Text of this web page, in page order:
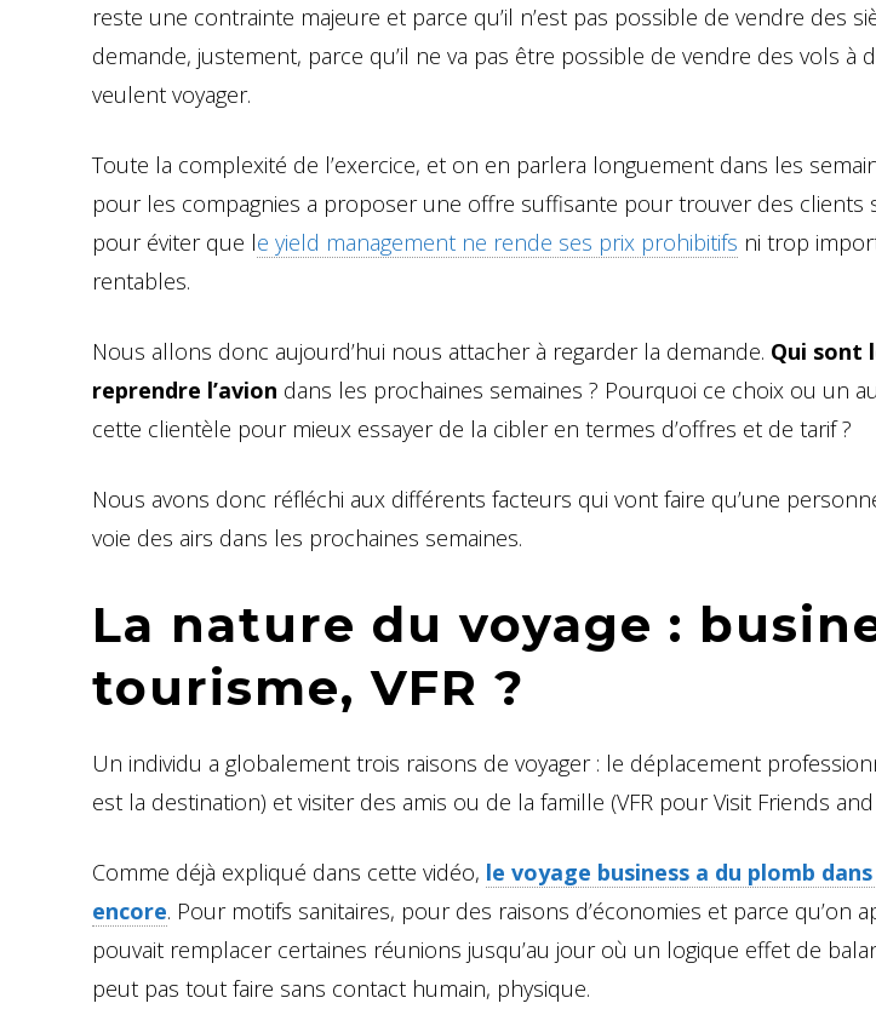
reste une contrainte majeure et parce qu’il n’est pas possible de vendre des
demande, justement, parce qu’il ne va pas être possible de vendre des vols à
veulent voyager.
Toute la complexité de l’exercice, et on en parlera longuement dans les
pour les compagnies a proposer une offre suffisante pour trouver des clients
pour éviter que le yield management ne rende ses prix prohibitifs ni trop
rentables.
Nous allons donc aujourd’hui nous attacher à regarder la demande. Qui sont
reprendre l’avion dans les prochaines semaines ? Pourquoi ce choix ou un
cette clientèle pour mieux essayer de la cibler en termes d’offres et de tarif ?
Nous avons donc réfléchi aux différents facteurs qui vont faire qu’une
voie des airs dans les prochaines semaines.
La nature du voyage :
tourisme, VFR ?
Un individu a globalement trois raisons de voyager : le déplacement
est la destination) et visiter des amis ou de la famille (VFR pour Visit Friends and
Comme déjà expliqué dans cette vidéo, le voyage business a du plomb
encore. Pour motifs sanitaires, pour des raisons d’économies et parce qu’on
pouvait remplacer certaines réunions jusqu’au jour où un logique effet de
peut pas tout faire sans contact humain, physique.